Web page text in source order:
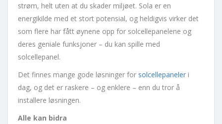
strøm, helt uten at du skader miljøet. Sola er en
energikilde med et stort potensial, og heldigvis virker det
som flere har fått øynene opp for solcellepanelene og
deres geniale funksjoner – du kan spille med
solcellepanel.
Det finnes mange gode løsninger for solcellepaneler i
dag, og det er raskere – og enklere – enn du tror å
installere løsningen.
Alle kan bidra